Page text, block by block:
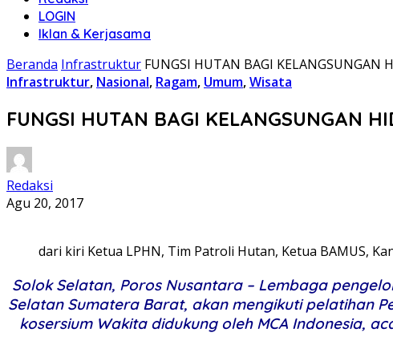
LOGIN
Iklan & Kerjasama
Beranda Infrastruktur FUNGSI HUTAN BAGI KELANGSUNGAN
Infrastruktur, Nasional, Ragam, Umum,Wisata
FUNGSI HUTAN BAGI KELANGSUNGAN
Redaksi
Agu 20, 2017
dari kiri Ketua LPHN, Tim Patroli Hutan, Ketua BAMUS,
Solok Selatan, Poros Nusantara – Lembaga
Selatan Sumatera Barat, akan mengikuti pelatihan
kosersium Wakita didukung oleh MCA Indonesia,